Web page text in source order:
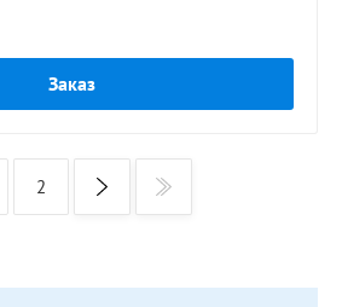
Заказ
2